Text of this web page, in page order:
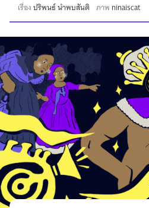
เรื่องปริพนธ์ นำพบสันติ ภาพ ninaiscat